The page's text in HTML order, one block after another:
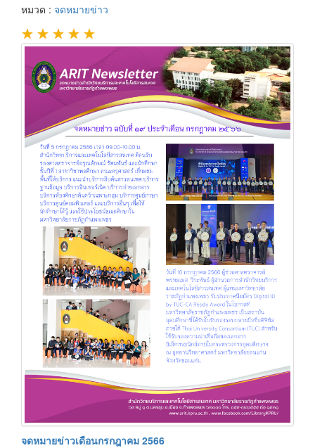
หมวด : จดหมายข่าว
★ ★ ★ ★ ★
จดหมายข่าวเดือนกรกฎาคม 2566